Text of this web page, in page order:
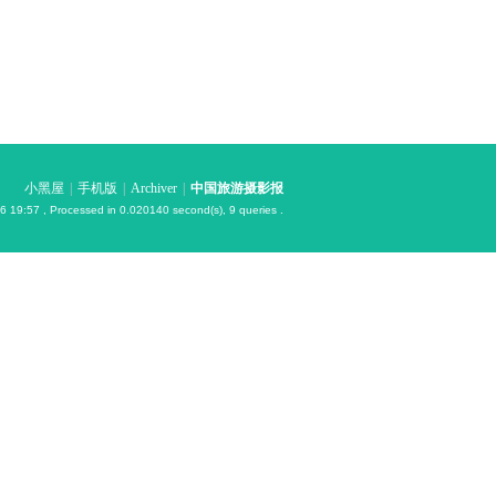
小黑屋 手机版 Archiver 中国旅游摄影报
19:57 , Processed in 0.020140 second(s), 9 queries .